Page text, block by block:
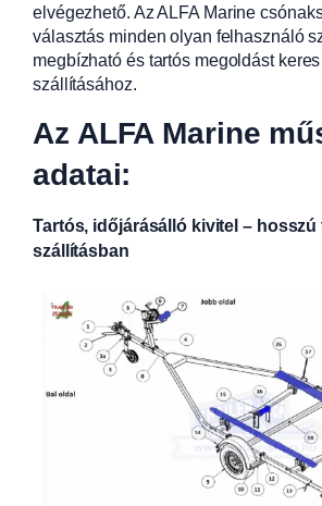
elvégezhető. Az ALFA Marine
választás minden olyan felhasználó
megbízható és tartós megoldást
szállításához.
Az ALFA Marine
adatai:
Tartós, időjárásálló kivitel – hosszú
szállításban